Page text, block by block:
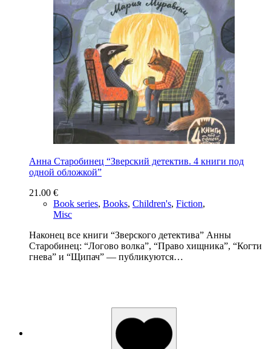
Анна Старобинец “Зверский детектив. 4 книги под
одной обложкой”
21.00 €
Book series, Books, Children's, Fiction,
Misc
Наконец все книги “Зверского детектива” Анны
Старобинец: “Логово волка”, “Право хищника”, “Когти
гнева” и “Щипач” — публикуются…